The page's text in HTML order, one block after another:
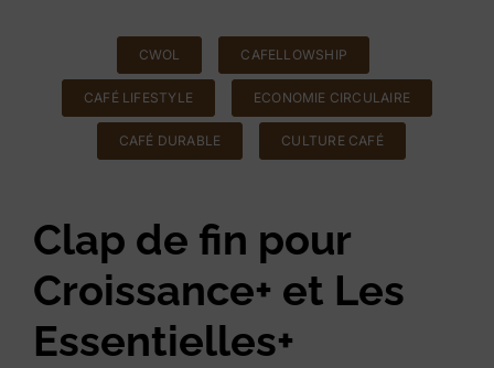
CWOL CAFELLOWSHIP
CAFÉ LIFESTYLE ECONOMIE CIRCULAIRE
CAFÉ DURABLE CULTURE CAFÉ
Clap de fin pour
Croissance+ et Les
Essentielles+